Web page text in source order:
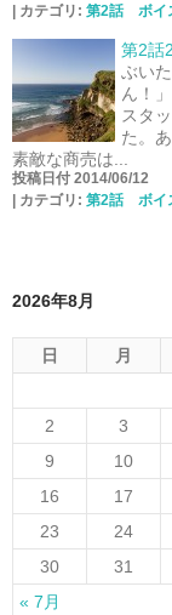
カテゴリ: 第2話 ボイ
第2話
ぶい
ん！
スタ
た。
素敵な商売は...
投稿日付 2014/06/12
カテゴリ: 第2話 ボイ
2026年8月
日 月
« 7月
2
3
9
10
16
17
23
24
30
31